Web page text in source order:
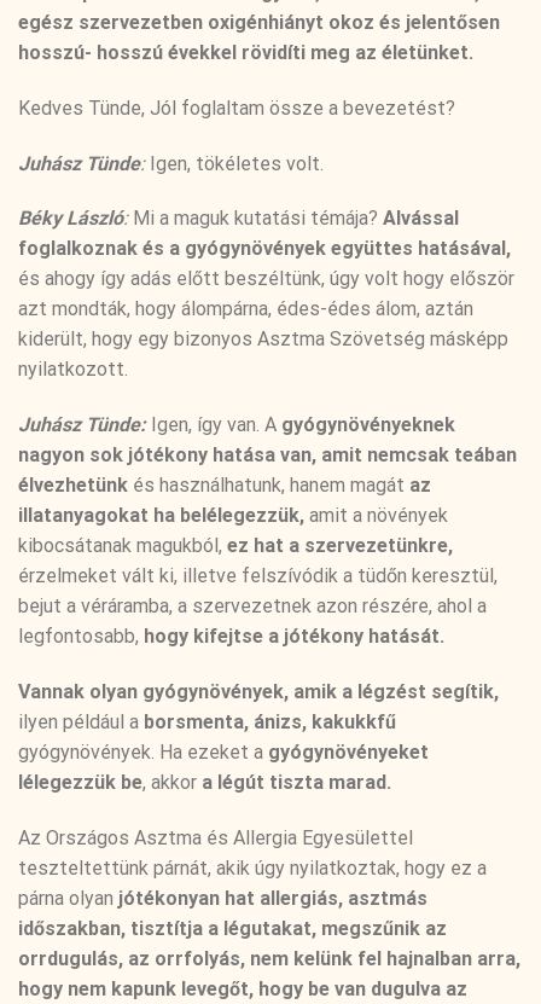
egész szervezetben oxigénhiányt okoz és jelentősen
hosszú- hosszú évekkel rövidíti meg az életünket.
Kedves Tünde, Jól foglaltam össze a bevezetést?
Juhász Tünde:Igen, tökéletes volt.
Béky László:Mi a maguk kutatási témája? Alvással
foglalkoznak és a gyógynövények együttes hatásával,
és ahogy így adás előtt beszéltünk, úgy volt hogy először
azt mondták, hogy álompárna, édes-édes álom, aztán
kiderült, hogy egy bizonyos Asztma Szövetség másképp
nyilatkozott.
Juhász Tünde:Igen, így van. A gyógynövényeknek
nagyon sok jótékony hatása van, amit nemcsak teában
élvezhetünk és használhatunk, hanem magát az
illatanyagokat ha belélegezzük, amit a növények
kibocsátanak magukból, ez hat a szervezetünkre,
érzelmeket vált ki, illetve felszívódik a tüdőn keresztül,
bejut a véráramba, a szervezetnek azon részére, ahol a
legfontosabb, hogy kifejtse a jótékony hatását.
Vannak olyan gyógynövények, amik a légzést segítik,
ilyen például a borsmenta, ánizs, kakukkfű
gyógynövények. Ha ezeket a gyógynövényeket
lélegezzük be, akkor a légút tiszta marad.
Az Országos Asztma és Allergia Egyesülettel
teszteltettünk párnát, akik úgy nyilatkoztak, hogy ez a
párna olyan jótékonyan hat allergiás, asztmás
időszakban, tisztítja a légutakat, megszűnik az
orrdugulás, az orrfolyás, nem kelünk fel hajnalban arra,
hogy nem kapunk levegőt, hogy be van dugulva az